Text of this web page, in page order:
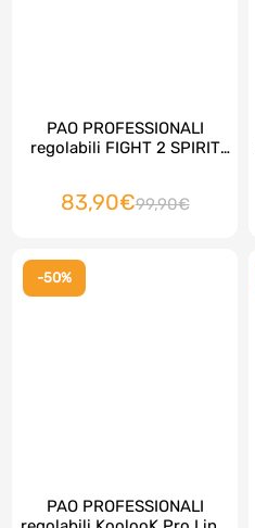
PAO PROFESSIONALI
regolabili FIGHT 2 SPIRIT
83,90€99,90€
-50%
PAO PROFESSIONALI